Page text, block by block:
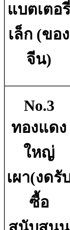
แบตเตอ
เล็ก (ของ
จีน)
No.3
ทองแดง
ใหญ่
เผา(งดรั
ซื้อ